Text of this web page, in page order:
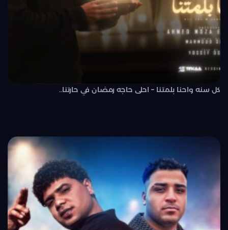
كل سنه واحنا بلمتنا – احلى حاجه رمضان في حارتنا..